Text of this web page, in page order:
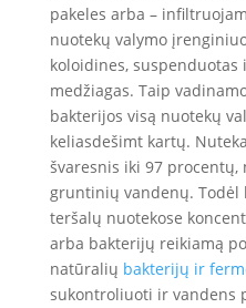
pakeles arba –
nuotekų valymo
koloidines,
medžiagas. Taip
bakterijos visą nuotekų
keliasdešimt kartų.
švaresnis iki 97
gruntinių vandenų.
teršalų nuotekose
arba bakterijų reikiamą
natūralių bakterijų ir
sukontroliuoti ir vandens